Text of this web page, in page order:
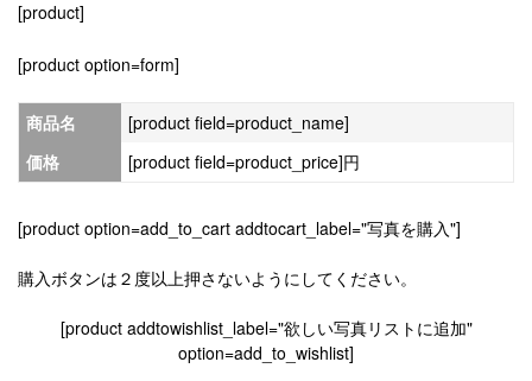
[product]
[product option=form]
商品名
[product field=product_name]
価格
[product field=product_price]円
[product option=add_to_cart addtocart_label="写真を購入"]
購入ボタンは２度以上押さないようにしてください。
[product addtowishlist_label="欲しい写真リストに追加"
option=add_to_wishlist]